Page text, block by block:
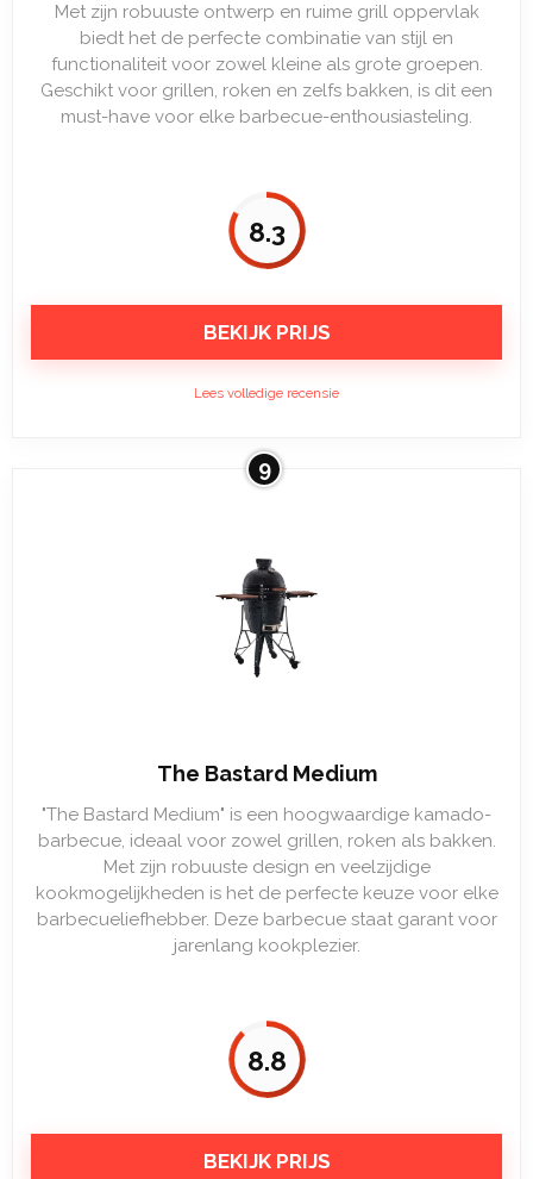
Met zijn robuuste ontwerp en ruime grill oppervlak
biedt het de perfecte combinatie van stijl en
functionaliteit voor zowel kleine als grote groepen.
Geschikt voor grillen, roken en zelfs bakken, is dit een
must-have voor elke barbecue-enthousiasteling.
8.3
BEKIJK PRIJS
Lees volledige recensie
9
The Bastard Medium
"The Bastard Medium" is een hoogwaardige kamado-
barbecue, ideaal voor zowel grillen, roken als bakken.
Met zijn robuuste design en veelzijdige
kookmogelijkheden is het de perfecte keuze voor elke
barbecueliefhebber. Deze barbecue staat garant voor
jarenlang kookplezier.
8.8
BEKIJK PRIJS